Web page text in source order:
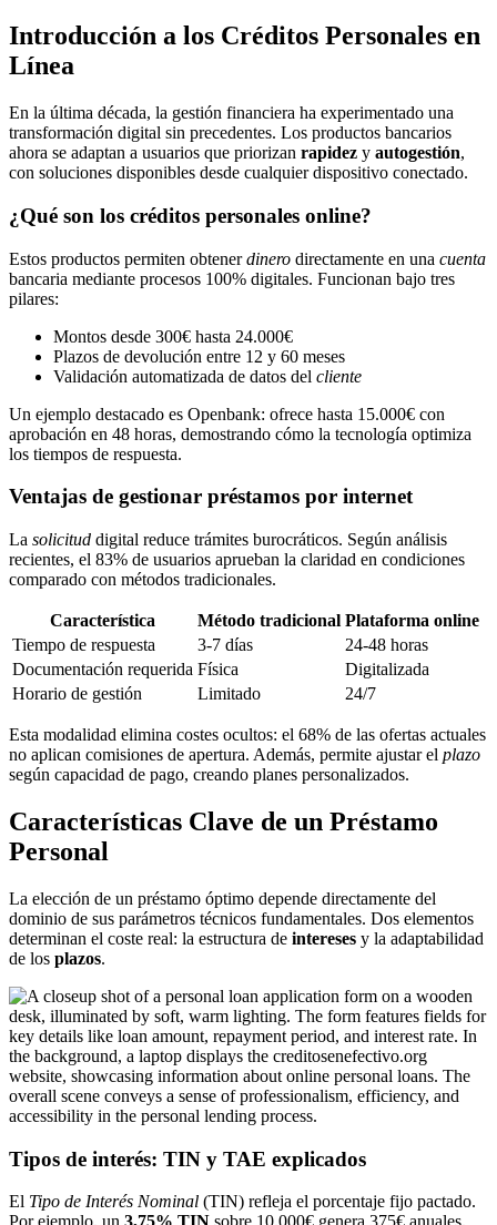
Introducción a los Créditos Personales en
Línea
En la última década, la gestión financiera ha experimentado una
transformación digital sin precedentes. Los productos bancarios
ahora se adaptan a usuarios que priorizan rapidez y autogestión,
con soluciones disponibles desde cualquier dispositivo conectado.
¿Qué son los créditos personales online?
Estos productos permiten obtenerdinero directamente en una cuenta
bancaria mediante procesos 100% digitales. Funcionan bajo tres
pilares:
Montos desde 300€ hasta 24.000€
Plazos de devolución entre 12 y 60 meses
Validación automatizada de datos del cliente
Un ejemplo destacado es Openbank: ofrece hasta 15.000€ con
aprobación en 48 horas, demostrando cómo la tecnología optimiza
los tiempos de respuesta.
Ventajas de gestionar préstamos por internet
La solicitud digital reduce trámites burocráticos. Según análisis
recientes, el 83% de usuarios aprueban la claridad en condiciones
comparado con métodos tradicionales.
Característica Método tradicional Plataforma online
Tiempo de respuesta
3-7 días
24-48 horas
Documentación requerida Física
Digitalizada
Horario de gestión
Limitado 24/7
Esta modalidad elimina costes ocultos: el 68% de las ofertas actuales
no aplican comisiones de apertura. Además, permite ajustar el plazo
según capacidad de pago, creando planes personalizados.
Características Clave de un Préstamo
Personal
La elección de un préstamo óptimo depende directamente del
dominio de sus parámetros técnicos fundamentales. Dos elementos
determinan el coste real: la estructura de intereses y la adaptabilidad
de los plazos.
Tipos de interés: TIN y TAE explicados
El Tipo de Interés Nominal (TIN) refleja el porcentaje fijo pactado.